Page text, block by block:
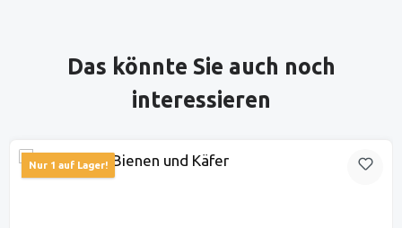
Produktgalerie überspringen
Das könnte Sie auch noch
interessieren
Nur 1 auf Lager!